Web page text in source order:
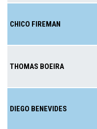
CHICO FIREMAN
THOMAS BOEIRA
DIEGO BENEVIDES